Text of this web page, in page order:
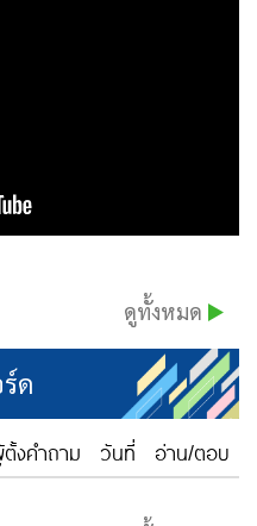
ดูทั้งหมด
ด
งคำถาม วันที่ อ่าน/ตอบ